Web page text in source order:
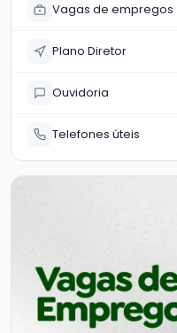
Vagas de empregos
Plano Diretor
Ouvidoria
Telefones úteis